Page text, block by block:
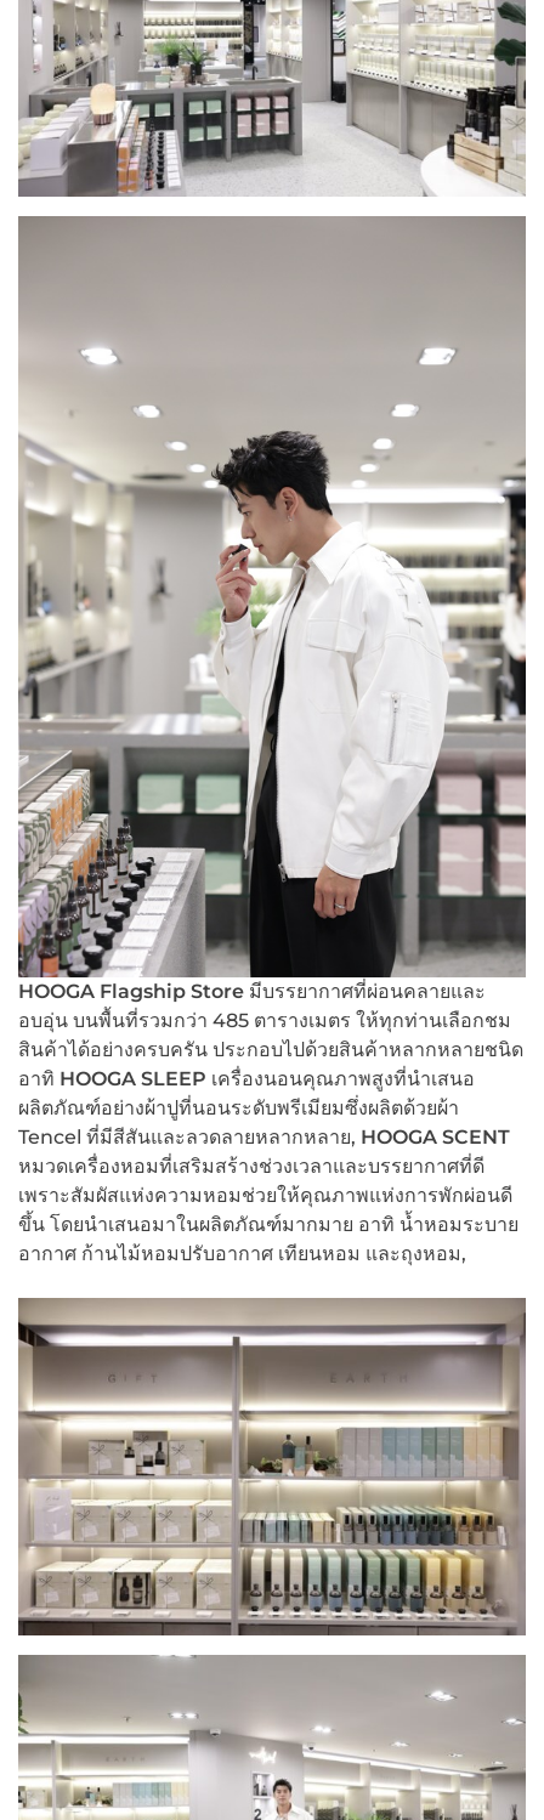
HOOGA Flagship Store มีบรรยากาศที่ผ่อนคลายและ
อบอุ่น บนพื้นที่รวมกว่า 485 ตารางเมตร ให้ทุกท่านเลือกชม
สินค้าได้อย่างครบครัน ประกอบไปด้วยสินค้าหลากหลายชนิด
อาทิ HOOGA SLEEP เครื่องนอนคุณภาพสูงที่นำเสนอ
ผลิตภัณฑ์อย่างผ้าปูที่นอนระดับพรีเมียมซึ่งผลิตด้วยผ้า
Tencel ที่มีสีสันและลวดลายหลากหลาย, HOOGA SCENT
หมวดเครื่องหอมที่เสริมสร้างช่วงเวลาและบรรยากาศที่ดี
เพราะสัมผัสแห่งความหอมช่วยให้คุณภาพแห่งการพักผ่อนดี
ขึ้น โดยนำเสนอมาในผลิตภัณฑ์มากมาย อาทิ น้ำหอมระบาย
อากาศ ก้านไม้หอมปรับอากาศ เทียนหอม และถุงหอม,